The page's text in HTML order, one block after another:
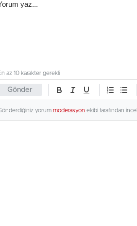
Gönder
az 10 karakter gerekli
yorum moderasyon ekibi tarafından